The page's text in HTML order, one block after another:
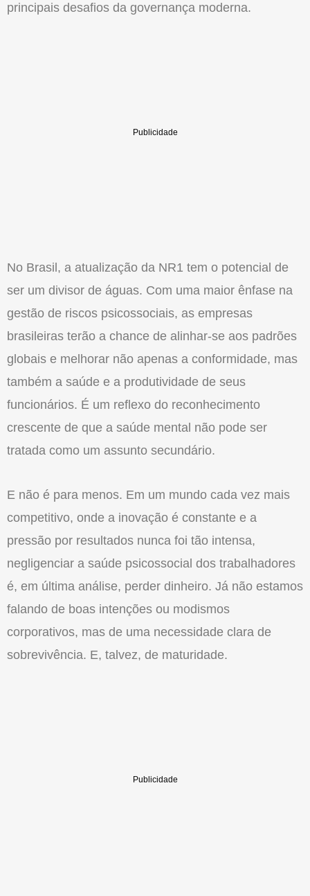
principais desafios da governança moderna.
No Brasil, a atualização da NR1 tem o potencial de
ser um divisor de águas. Com uma maior ênfase na
gestão de riscos psicossociais, as empresas
brasileiras terão a chance de alinhar-se aos padrões
globais e melhorar não apenas a conformidade, mas
também a saúde e a produtividade de seus
funcionários. É um reflexo do reconhecimento
crescente de que a saúde mental não pode ser
tratada como um assunto secundário.
E não é para menos. Em um mundo cada vez mais
competitivo, onde a inovação é constante e a
pressão por resultados nunca foi tão intensa,
negligenciar a saúde psicossocial dos trabalhadores
é, em última análise, perder dinheiro. Já não estamos
falando de boas intenções ou modismos
corporativos, mas de uma necessidade clara de
sobrevivência. E, talvez, de maturidade.